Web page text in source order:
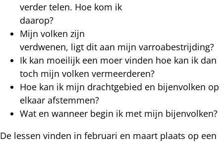
verder telen. Hoe kom ik
daarop?
Mijn volken zijn
verdwenen, ligt dit aan mijn varroabestrijding?
Ik kan moeilijk een moer vinden hoe kan ik dan
toch mijn volken vermeerderen?
Hoe kan ik mijn drachtgebied en bijenvolken op
elkaar afstemmen?
Wat en wanneer begin ik met mijn bijenvolken?
De lessen vinden in februari en maart plaats op een